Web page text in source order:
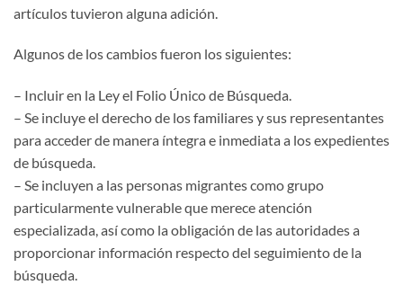
artículos tuvieron alguna adición.
Algunos de los cambios fueron los siguientes:
– Incluir en la Ley el Folio Único de Búsqueda.
– Se incluye el derecho de los familiares y sus representantes
para acceder de manera íntegra e inmediata a los expedientes
de búsqueda.
– Se incluyen a las personas migrantes como grupo
particularmente vulnerable que merece atención
especializada, así como la obligación de las autoridades a
proporcionar información respecto del seguimiento de la
búsqueda.